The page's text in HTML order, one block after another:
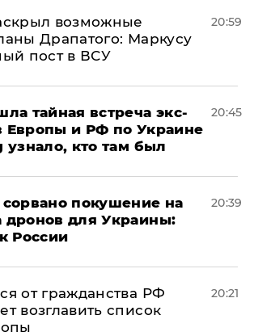
возможные
Драпатого: Маркусу
пост в ВСУ
20:59
тайная встреча экс-
Европы и РФ по Украине
узнало, кто там был
20:45
покушение на
дронов для Украины:
России
20:39
от гражданства РФ
возглавить список
20:21